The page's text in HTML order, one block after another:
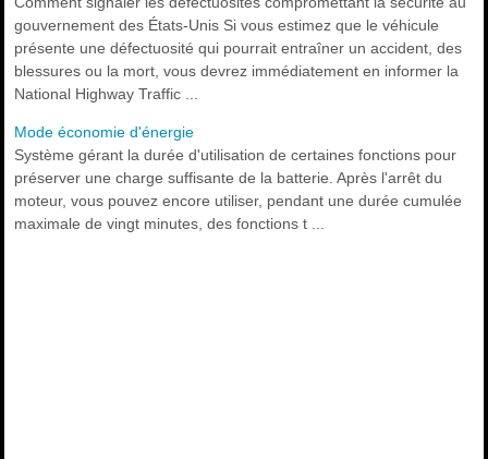
gouvernement des États-Unis Si vous estimez que le véhicule
présente une défectuosité qui pourrait entraîner un accident, des
blessures ou la mort, vous devrez immédiatement en informer la
National Highway Traffic ...
Mode économie d'énergie
Système gérant la durée d'utilisation de certaines fonctions pour
préserver une charge suffisante de la batterie. Après l'arrêt du
moteur, vous pouvez encore utiliser, pendant une durée cumulée
maximale de vingt minutes, des fonctions t ...